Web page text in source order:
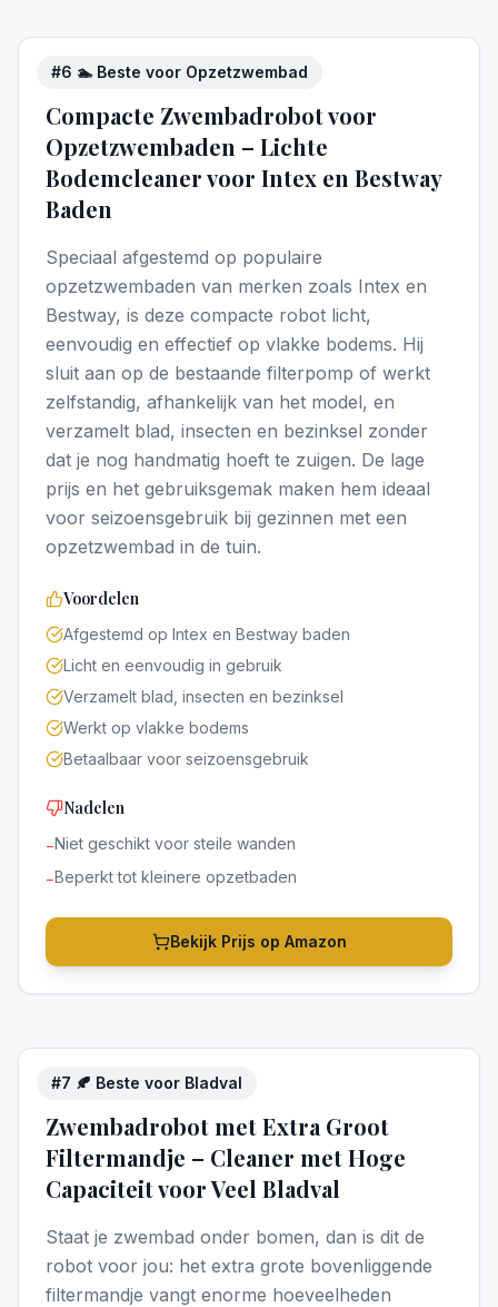
#6 🏊 Beste voor Opzetzwembad
4/5
Compacte Zwembadrobot voor
Opzetzwembaden – Lichte
Bodemcleaner voor Intex en Bestway
Baden
Speciaal afgestemd op populaire
opzetzwembaden van merken zoals Intex en
Bestway, is deze compacte robot licht,
eenvoudig en effectief op vlakke bodems. Hij
sluit aan op de bestaande filterpomp of werkt
zelfstandig, afhankelijk van het model, en
verzamelt blad, insecten en bezinksel zonder
dat je nog handmatig hoeft te zuigen. De lage
prijs en het gebruiksgemak maken hem ideaal
voor seizoensgebruik bij gezinnen met een
opzetzwembad in de tuin.
Voordelen
Afgestemd op Intex en Bestway baden
Licht en eenvoudig in gebruik
Verzamelt blad, insecten en bezinksel
Werkt op vlakke bodems
Betaalbaar voor seizoensgebruik
Nadelen
−Niet geschikt voor steile wanden
−Beperkt tot kleinere opzetbaden
Bekijk Prijs op Amazon
#7 🍂 Beste voor Bladval
4/5
Zwembadrobot met Extra Groot
Filtermandje – Cleaner met Hoge
Capaciteit voor Veel Bladval
Staat je zwembad onder bomen, dan is dit de
robot voor jou: het extra grote bovenliggende
filtermandje vangt enorme hoeveelheden